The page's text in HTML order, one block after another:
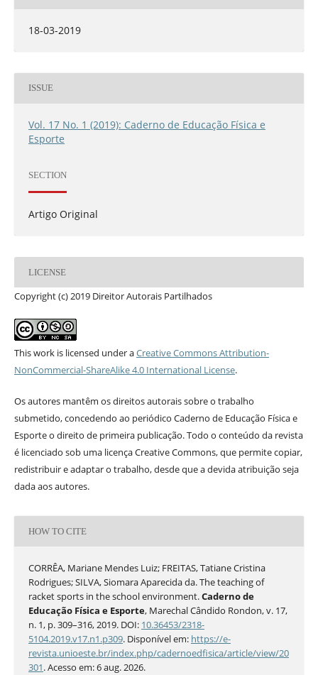
18-03-2019
ISSUE
Vol. 17 No. 1 (2019): Caderno de Educação Física e
Esporte
SECTION
Artigo Original
LICENSE
Copyright (c) 2019 Direitor Autorais Partilhados
This work is licensed under aCreative Commons Attribution-
NonCommercial-ShareAlike 4.0 International License.
Os autores mantêm os direitos autorais sobre o trabalho
submetido, concedendo ao periódico Caderno de Educação Física e
Esporte o direito de primeira publicação. Todo o conteúdo da revista
é licenciado sob uma licença Creative Commons, que permite copiar,
redistribuir e adaptar o trabalho, desde que a devida atribuição seja
dada aos autores.
HOW TO CITE
CORRÊA, Mariane Mendes Luiz; FREITAS, Tatiane Cristina
Rodrigues; SILVA, Siomara Aparecida da. The teaching of
racket sports in the school environment.Caderno de
Educação Física e Esporte, Marechal Cândido Rondon, v. 17,
n. 1, p. 309–316, 2019. DOI: 10.36453/2318-
5104.2019.v17.n1.p309. Disponível em: https://e-
revista.unioeste.br/index.php/cadernoedfisica/article/view/20
301. Acesso em: 6 aug. 2026.